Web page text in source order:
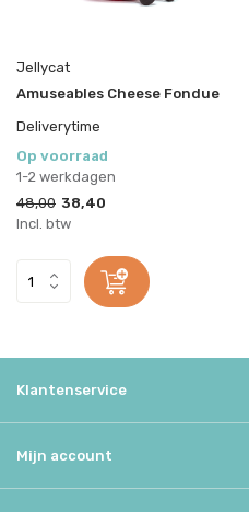
Jellycat
Amuseables Cheese Fondue
Deliverytime
Op voorraad
1-2 werkdagen
48,00 38,40
Incl. btw
Klantenservice
Mijn account